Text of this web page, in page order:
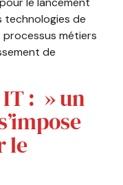
technologies de
processus métiers
de
: » un
le